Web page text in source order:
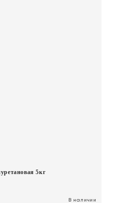
5кг
В наличии